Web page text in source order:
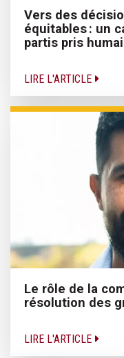
Vers des
équitables : un
partis pris
LIRE L'ARTICLE
Le rôle de la
résolution des
LIRE L'ARTICLE